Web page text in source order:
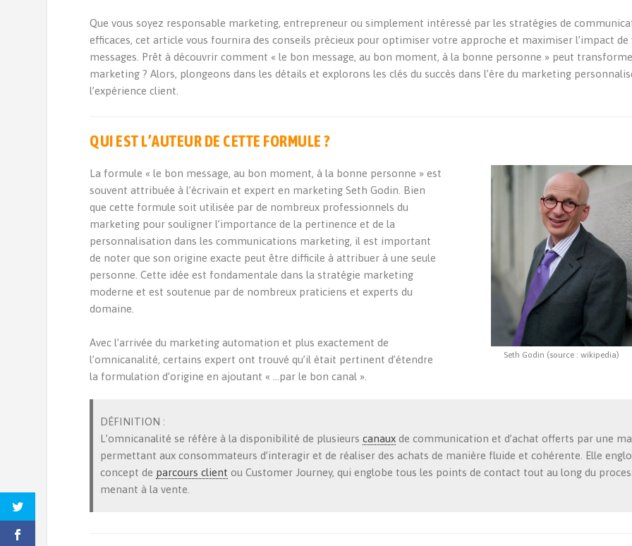
Que vous soyez responsable marketing, entrepreneur ou simplement intéressé par les stratégies de
efficaces, cet article vous fournira des conseils précieux pour optimiser votre approche et maximiser l’impact de
messages. Prêt à découvrir comment « le bon message, au bon moment, à la bonne personne » peut
marketing ? Alors, plongeons dans les détails et explorons les clés du succès dans l’ère du marketing
l’expérience client.
QUI EST L’AUTEUR DE CETTE FORMULE ?
La formule « le bon message, au bon moment, à la bonne personne » est
souvent attribuée à l’écrivain et expert en marketing Seth Godin. Bien
que cette formule soit utilisée par de nombreux professionnels du
marketing pour souligner l’importance de la pertinence et de la
personnalisation dans les communications marketing, il est important
de noter que son origine exacte peut être difficile à attribuer à une seule
personne. Cette idée est fondamentale dans la stratégie marketing
moderne et est soutenue par de nombreux praticiens et experts du
domaine.
Avec l’arrivée du marketing automation et plus exactement de
l’omnicanalité, certains expert ont trouvé qu’il était pertinent d’étendre
la formulation d’origine en ajoutant « …par le bon canal ».
Seth Godin (source : wikipedia)
DÉFINITION :
L’omnicanalité se réfère à la disponibilité de plusieurscanaux de communication et d’achat offerts par une
permettant aux consommateurs d’interagir et de réaliser des achats de manière fluide et cohérente. Elle
concept de parcours client ou Customer Journey, qui englobe tous les points de contact tout au long du
menant à la vente.